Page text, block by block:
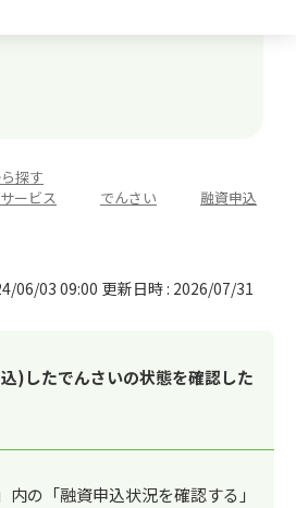
探す
ービス
でんさい 融資申込
06/03 09:00 更新日時 : 2026/07/31
)したでんさいの状態を確認した
内の「融資申込状況を確認する」